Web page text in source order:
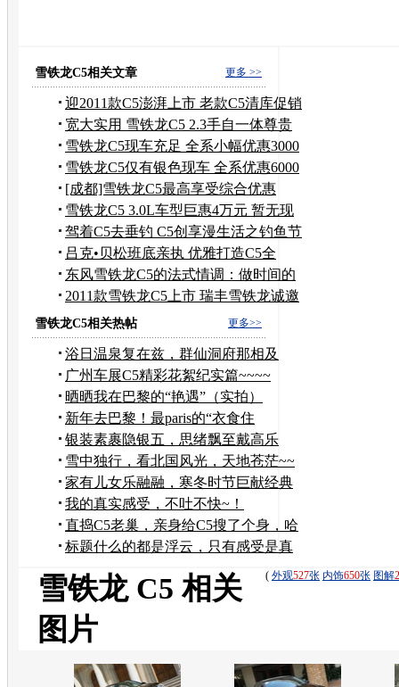
更多 >>
雪铁龙C5相关文章
迎2011款C5澎湃上市 老款C5清库促销
中
宽大实用 雪铁龙C5 2.3手自一体尊贵
型
雪铁龙C5现车充足 全系小幅优惠3000
元
雪铁龙C5仅有银色现车 全系优惠6000
元
[成都]雪铁龙C5最高享受综合优惠
10000元
雪铁龙C5 3.0L车型巨惠4万元 暂无现
车
驾着C5去垂钓 C5创享漫生活之钓鱼节
吕克•贝松班底亲执 优雅打造C5全
新…
东风雪铁龙C5的法式情调：做时间的
窃贼
2011款雪铁龙C5上市 瑞丰雪铁龙诚邀
鉴赏
更多>>
雪铁龙C5相关热帖
浴日温泉复在兹，群仙洞府那相及
广州车展C5精彩花絮纪实篇~~~~
晒晒我在巴黎的“艳遇”（实拍）
新年去巴黎！最paris的“衣食住
行”TIPS！
银装素裹隐银五，思绪飘至戴高乐
雪中独行，看北国风光，天地苍茫~~
家有儿女乐融融，寒冬时节巨献经典
贺岁片
我的真实感受，不吐不快~！
直捣C5老巢，亲身给C5搜了个身，哈
哈~~
标题什么的都是浮云，只有感受是真
( 外观527张 内饰650张 图解
雪铁龙 C5 相关
图片